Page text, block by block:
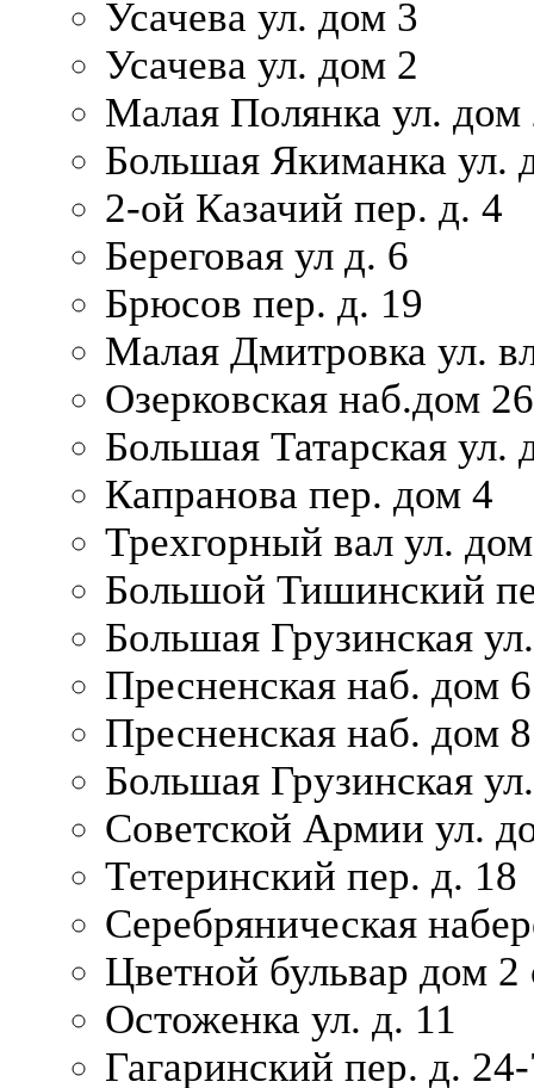
Усачева ул. дом 3
Усачева ул. дом 2
Малая Полянка ул. дом
Большая Якиманка ул.
2-ой Казачий пер. д. 4
Береговая ул д. 6
Брюсов пер. д. 19
Малая Дмитровка ул.
Озерковская наб.дом 26
Большая Татарская ул.
Капранова пер. дом 4
Трехгорный вал ул.
Большой Тишинский
Большая Грузинская
Пресненская наб. дом
Пресненская наб. дом 8
Большая Грузинская
Советской Армии ул.
Тетеринский пер. д. 18
Серебряническая
Цветной бульвар дом 2
Остоженка ул. д. 11
Гагаринский пер. д.